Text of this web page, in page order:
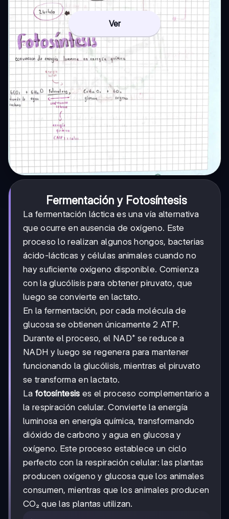
Ver
Fermentación y Fotosíntesis
La fermentación láctica es una vía alternativa
que ocurre en ausencia de oxígeno. Este
proceso lo realizan algunos hongos, bacterias
ácido-lácticas y células animales cuando no
hay suficiente oxígeno disponible. Comienza
con la glucólisis para obtener piruvato, que
luego se convierte en lactato.
En la fermentación, por cada molécula de
glucosa se obtienen únicamente 2 ATP.
Durante el proceso, el NAD⁺ se reduce a
NADH y luego se regenera para mantener
funcionando la glucólisis, mientras el piruvato
se transforma en lactato.
La fotosíntesis es el proceso complementario a
la respiración celular. Convierte la energía
luminosa en energía química, transformando
dióxido de carbono y agua en glucosa y
oxígeno. Este proceso establece un ciclo
perfecto con la respiración celular: las plantas
producen oxígeno y glucosa que los animales
consumen, mientras que los animales producen
CO₂ que las plantas utilizan.